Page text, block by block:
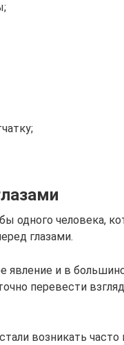
бы одного человека,
глазами.
явление и в
перевести
возникать